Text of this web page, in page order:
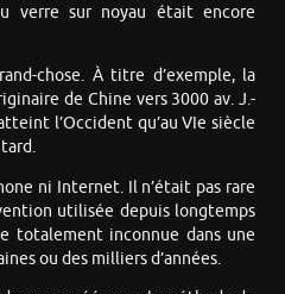
verre sur noyau était encore
chose. À titre d’exemple, la
de Chine vers 3000 av. J.-
l’Occident qu’au VIe siècle
ni Internet. Il n’était pas rare
utilisée depuis longtemps
totalement inconnue dans une
ou des milliers d’années.